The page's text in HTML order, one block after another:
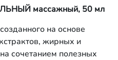
массажный, 50 мл
на основе
жирных и
сочетанием полезных